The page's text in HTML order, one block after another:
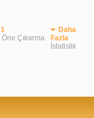
1
Öne Çıkarma
Daha
Fazla
İstatistik